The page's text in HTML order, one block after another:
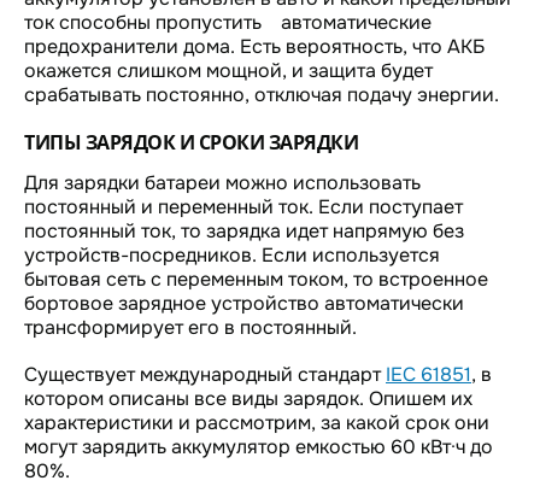
ток способны пропустить автоматические
предохранители дома. Есть вероятность, что АКБ
окажется слишком мощной, и защита будет
срабатывать постоянно, отключая подачу энергии.
ТИПЫ ЗАРЯДОК И СРОКИ ЗАРЯДКИ
Для зарядки батареи можно использовать
постоянный и переменный ток. Если поступает
постоянный ток, то зарядка идет напрямую без
устройств-посредников. Если используется
бытовая сеть с переменным током, то встроенное
бортовое зарядное устройство автоматически
трансформирует его в постоянный.
Существует международный стандартIEC 61851, в
котором описаны все виды зарядок. Опишем их
характеристики и рассмотрим, за какой срок они
могут зарядить аккумулятор емкостью 60 кВт·ч до
80%.